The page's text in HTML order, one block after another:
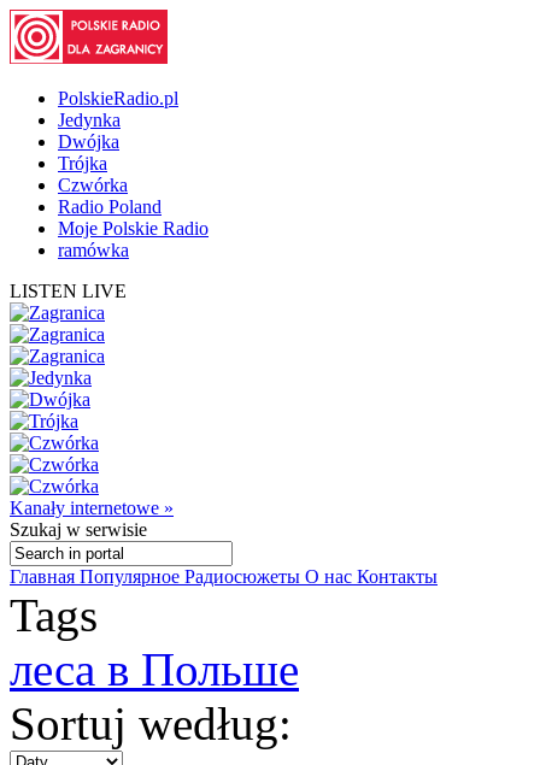
PolskieRadio.pl
Jedynka
Dwójka
Trójka
Czwórka
Radio Poland
Moje Polskie Radio
ramówka
LISTEN LIVE
Kanały internetowe »
Szukaj w serwisie
Главная Популярное Радиосюжеты О нас Контакты
Tags
леса в Польше
Sortuj według: